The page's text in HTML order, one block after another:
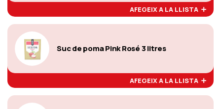
AFEGEIX A LA LLISTA
Suc de poma Pink Rosé 3 litres
AFEGEIX A LA LLISTA